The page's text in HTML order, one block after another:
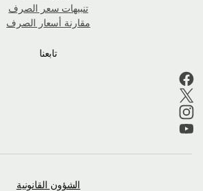
تنبيهات سعر الصرف
مقارنة أسعار الصرف
تابعنا
الشؤون القانونية